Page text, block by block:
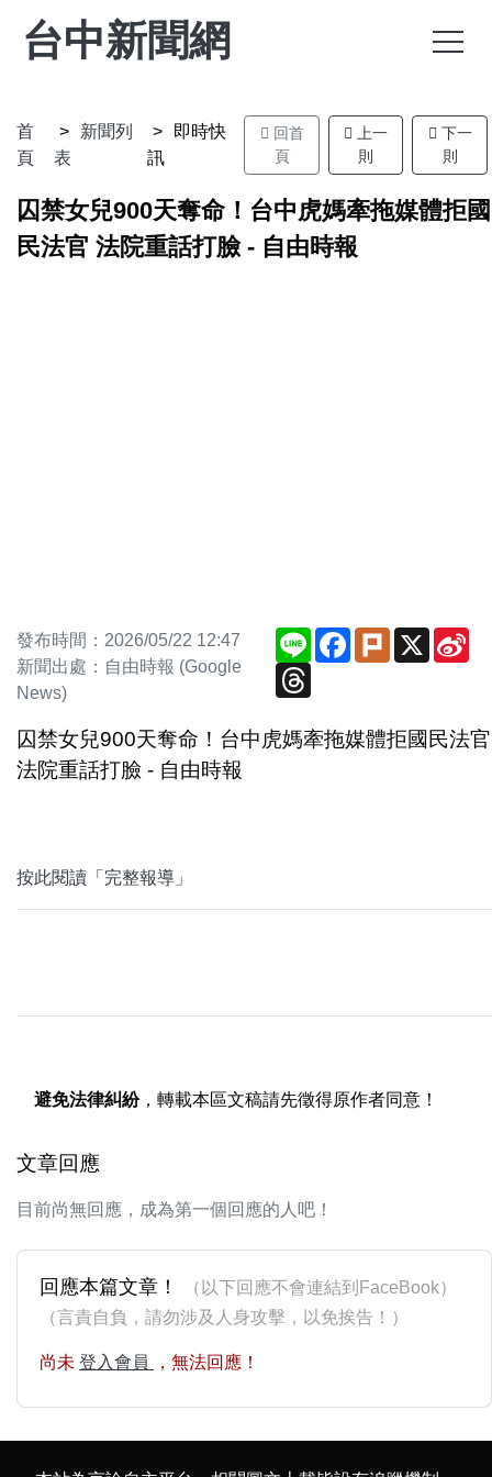
台中新聞網
首
頁
新聞列
表
即時快
訊
回首
頁
上一
則
下一
則
囚禁女兒900天奪命！台中虎媽牽拖媒體拒國
民法官 法院重話打臉 - 自由時報
發布時間：2026/05/22 12:47
新聞出處：自由時報 (Google
News)
Line Facebook
Plurk X
囚禁女兒900天奪命！台中虎媽牽拖媒體拒國民法官
法院重話打臉 - 自由時報
按此閱讀「完整報導」
避免法律糾紛，轉載本區文稿請先徵得原作者同意！
文章回應
目前尚無回應，成為第一個回應的人吧！
回應本篇文章！
（以下回應不會連結到FaceBook）
（言責自負，請勿涉及人身攻擊，以免挨告！）
尚未 登入會員 ，無法回應！